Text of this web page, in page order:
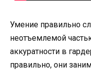
Умение правильно
неотъемлемой
аккуратности в
правильно, они